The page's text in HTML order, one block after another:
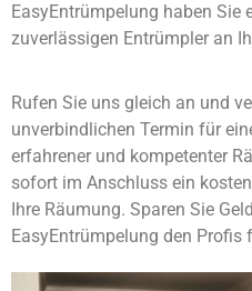
EasyEntrümpelung haben Sie
zuverlässigen Entrümpler an
Rufen Sie uns gleich an und
unverbindlichen Termin für
erfahrener und kompetenter
sofort im Anschluss ein
Ihre Räumung. Sparen Sie
EasyEntrümpelung den Profis